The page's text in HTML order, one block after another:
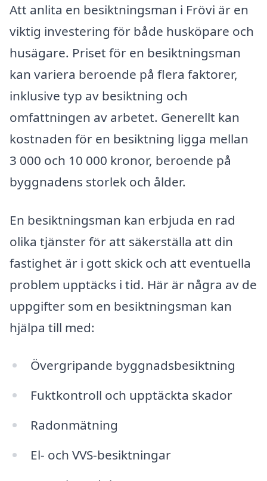
Att anlita en besiktningsman i Frövi är en
viktig investering för både husköpare och
husägare. Priset för en besiktningsman
kan variera beroende på flera faktorer,
inklusive typ av besiktning och
omfattningen av arbetet. Generellt kan
kostnaden för en besiktning ligga mellan
3 000 och 10 000 kronor, beroende på
byggnadens storlek och ålder.
En besiktningsman kan erbjuda en rad
olika tjänster för att säkerställa att din
fastighet är i gott skick och att eventuella
problem upptäcks i tid. Här är några av de
uppgifter som en besiktningsman kan
hjälpa till med:
Övergripande byggnadsbesiktning
Fuktkontroll och upptäckta skador
Radonmätning
El- och VVS-besiktningar